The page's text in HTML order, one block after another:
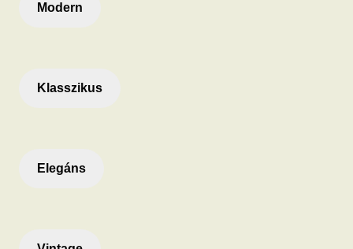
Modern
Klasszikus
Elegáns